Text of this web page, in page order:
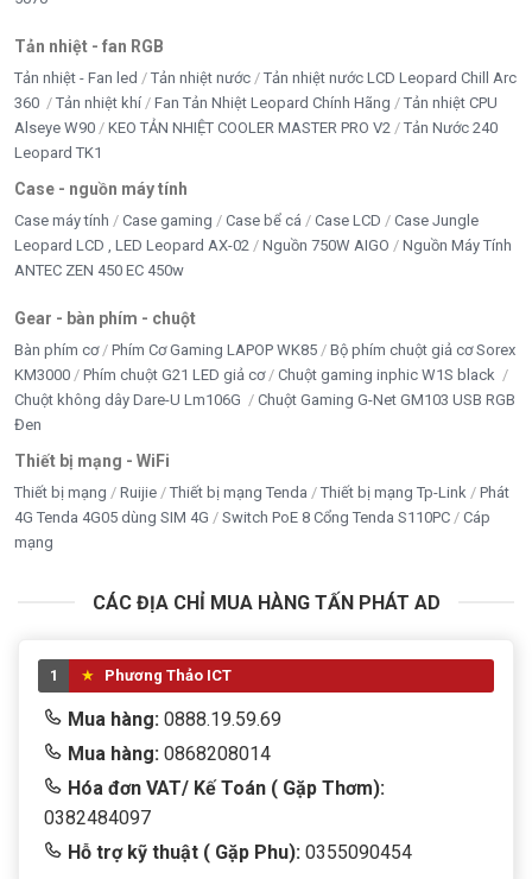
Tản nhiệt - fan RGB
Tản nhiệt - Fan led Tản nhiệt nước
Tản nhiệt nước LCD Leopard Chill Arc
360
Tản nhiệt khí Fan Tản Nhiệt Leopard Chính Hãng
Tản nhiệt CPU
Alseye W90
KEO TẢN NHIỆT COOLER MASTER PRO V2
Tản Nước 240
Leopard TK1
Case - nguồn máy tính
Case máy tính Case gaming Case bể cá Case LCD
Case Jungle
Leopard LCD , LED Leopard AX-02
Nguồn 750W AIGO
Nguồn Máy Tính
ANTEC ZEN 450 EC 450w
Gear - bàn phím - chuột
Bàn phím cơ Phím Cơ Gaming LAPOP WK85
Bộ phím chuột giả cơ Sorex
KM3000
Phím chuột G21 LED giả cơ
Chuột gaming inphic W1S black
Chuột không dây Dare-U Lm106G
Chuột Gaming G-Net GM103 USB RGB
Đen
Thiết bị mạng - WiFi
Thiết bị mạng Ruijie Thiết bị mạng Tenda Thiết bị mạng Tp-Link
Phát
4G Tenda 4G05 dùng SIM 4G
Switch PoE 8 Cổng Tenda S110PC
Cáp
mạng
CÁC ĐỊA CHỈ MUA HÀNG TẤN PHÁT AD
1 Phương Thảo ICT
Mua hàng: 0888.19.59.69
Mua hàng: 0868208014
Hóa đơn VAT/ Kế Toán ( Gặp Thơm):
0382484097
Hỗ trợ kỹ thuật ( Gặp Phu): 0355090454